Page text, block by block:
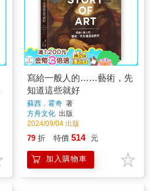
寫給一般人的……藝術，先
知道這些就好
蘇西．霍奇 著
方舟文化 出版
2024/09/04 出版
79 折 特價 514 元
加入購物車